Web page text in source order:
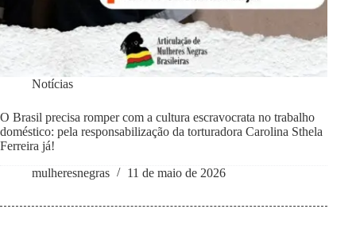
Notícias
O Brasil precisa romper com a cultura escravocrata no trabalho
doméstico: pela responsabilização da torturadora Carolina Sthela
Ferreira já!
mulheresnegras
11 de maio de 2026